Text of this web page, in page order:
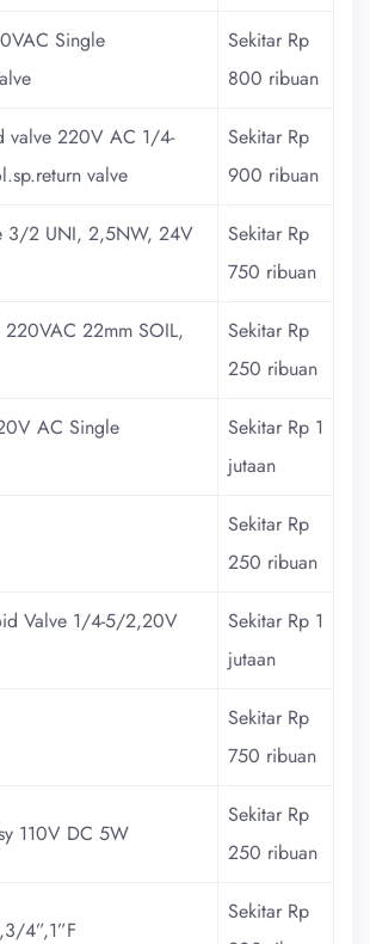
Single
Sekitar Rp
800 ribuan
valve 220V AC 1/4-
valve
Sekitar Rp
900 ribuan
3/2 UNI, 2,5NW, 24V
Sekitar Rp
750 ribuan
22mm SOIL,
Sekitar Rp
250 ribuan
AC Single
Sekitar Rp 1
jutaan
Sekitar Rp
250 ribuan
Valve 1/4-5/2,20V
Sekitar Rp 1
jutaan
Sekitar Rp
750 ribuan
110V DC 5W
Sekitar Rp
250 ribuan
4”,1”F
Sekitar Rp